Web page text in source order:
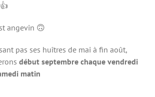
👍
angevin 🙃
pas ses huîtres de mai à fin août,
début septembre chaque vendredi
matin